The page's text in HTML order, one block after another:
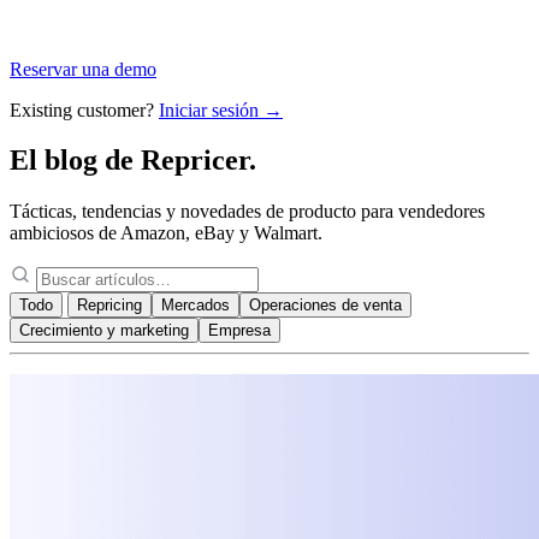
Reservar una demo
Existing customer? Iniciar sesión →
El blog de Repricer.
Tácticas, tendencias y novedades de producto para vendedores
ambiciosos de Amazon, eBay y Walmart.
Todo Repricing Mercados
Operaciones de venta
Crecimiento y marketing
Empresa